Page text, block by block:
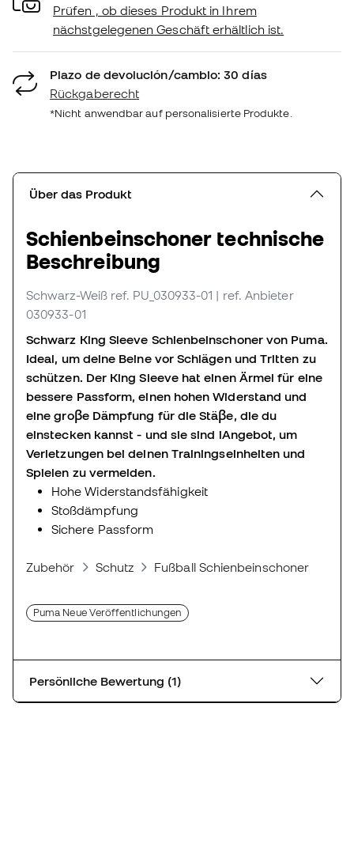
Prüfen , ob dieses Produkt in Ihrem
nächstgelegenen Geschäft erhältlich ist.
Plazo de devolución/cambio: 30 días
Rückgaberecht
*Nicht anwendbar auf personalisierte Produkte.
Über das Produkt
Schienbeinschoner technische
Beschreibung
Schwarz-Weiß ref. PU_030933-01 | ref. Anbieter
030933-01
Schwarz King Sleeve Schienbeinschoner von Puma.
Ideal, um deine Beine vor Schlägen und Tritten zu
schützen. Der King Sleeve hat einen Ärmel für eine
bessere Passform, einen hohen Widerstand und
eine groβe Dämpfung für die Stäβe, die du
einstecken kannst - und sie sind iAngebot, um
Verletzungen bei deinen Trainingseinheiten und
Spielen zu vermeiden.
Hohe Widerstandsfähigkeit
Stoßdämpfung
Sichere Passform
Zubehör Schutz Fußball Schienbeinschoner
Puma Neue Veröffentlichungen
Persönliche Bewertung (1)